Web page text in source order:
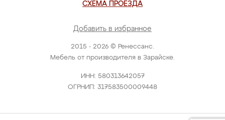
2015 - 2026 © Ренессанс.
Мебель от производителя в Зарайске.
ИНН: 580313642057
ОГРНИП: 317583500009448
СХЕМА ПРОЕЗДА
Добавить в избранное